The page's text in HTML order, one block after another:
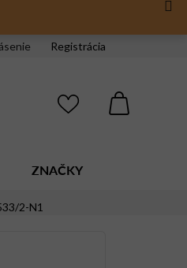
Registrácia
ZNAČKY
2-N1